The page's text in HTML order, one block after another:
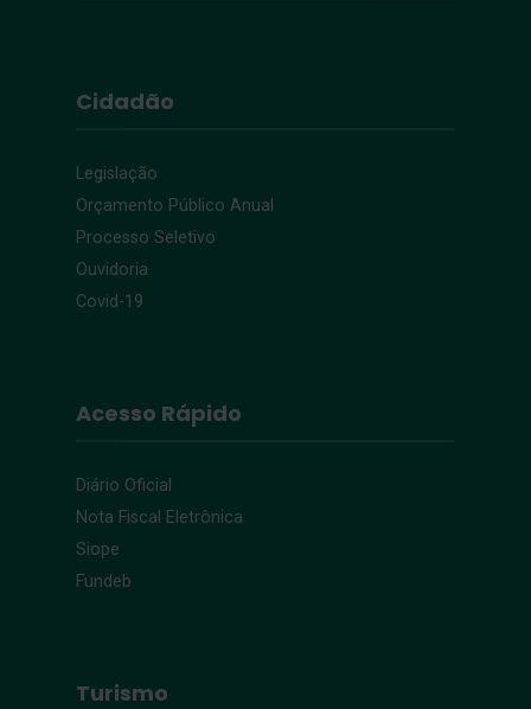
Cidadão
Legislação
Orçamento Público Anual
Processo Seletivo
Ouvidoria
Covid-19
Acesso Rápido
Diário Oficial
Nota Fiscal Eletrônica
Siope
Fundeb
Turismo